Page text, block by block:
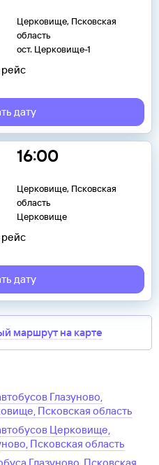
Церковище, Псковская
область
ост. Церковище-1
дату
16:00
Церковище, Псковская
область
Церковище
дату
маршрут на карте
Глазуново,
Псковская область
Церковище,
Псковская область